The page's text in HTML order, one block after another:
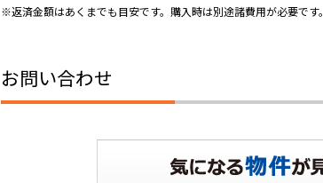
※返済金額はあくまでも目安です。購入時は別途諸費用が必要です。
お問い合わせ